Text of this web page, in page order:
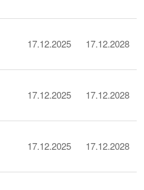
17.12.2025 17.12.2028
17.12.2025 17.12.2028
17.12.2025 17.12.2028